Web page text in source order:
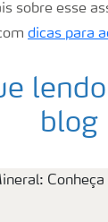
sobre esse
dicas para
blog